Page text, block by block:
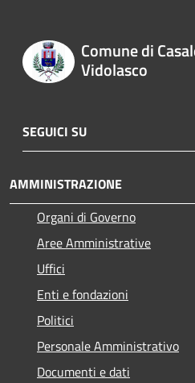
Comune di
Vidolasco
SEGUICI SU
AMMINISTRAZIONE
Organi di Governo
Aree Amministrative
Uffici
Enti e fondazioni
Politici
Personale Amministrativo
Documenti e dati